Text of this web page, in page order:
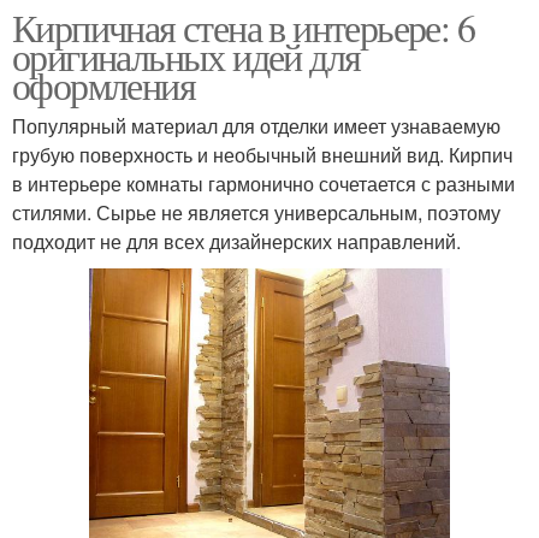
Кирпичная стена в интерьере: 6
оригинальных идей для
оформления
Популярный материал для отделки имеет узнаваемую
грубую поверхность и необычный внешний вид. Кирпич
в интерьере комнаты гармонично сочетается с разными
стилями. Сырье не является универсальным, поэтому
подходит не для всех дизайнерских направлений.